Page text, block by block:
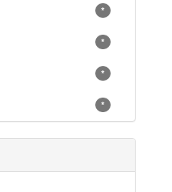
*
*
*
*
*
*
*
*
*
*